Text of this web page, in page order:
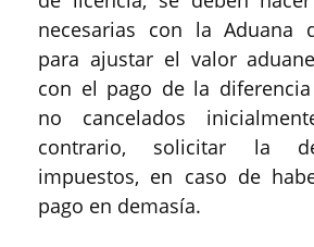
necesarias con la Aduana
para ajustar el valor
con el pago de la
no cancelados
contrario, solicitar la
impuestos, en caso de
pago en demasía.